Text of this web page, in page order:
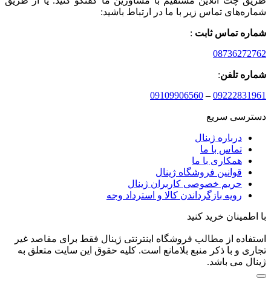
شماره‌های تماس زیر با ما در ارتباط باشید:
شماره تماس ثابت :
08736272762
شماره تلفن:
09222831961
–
09109906560
دسترسی سریع
درباره ژینال
تماس با ما
همکاری با ما
قوانین فروشگاه ژینال
حریم خصوصی کاربران ژینال
رویه بازگرداندن کالا و استرداد وجه
با اطمینان خرید کنید
استفاده از مطالب فروشگاه اینترنتی ژینال فقط برای مقاصد غیر
تجاری و با ذکر منبع بلامانع است. کلیه حقوق این سایت متعلق به
ژینال می باشد.